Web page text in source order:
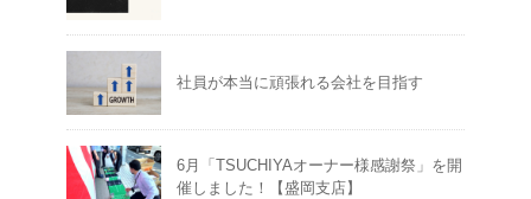
社員が本当に頑張れる会社を目指す
6月「TSUCHIYAオーナー様感謝祭」を開
催しました！【盛岡支店】